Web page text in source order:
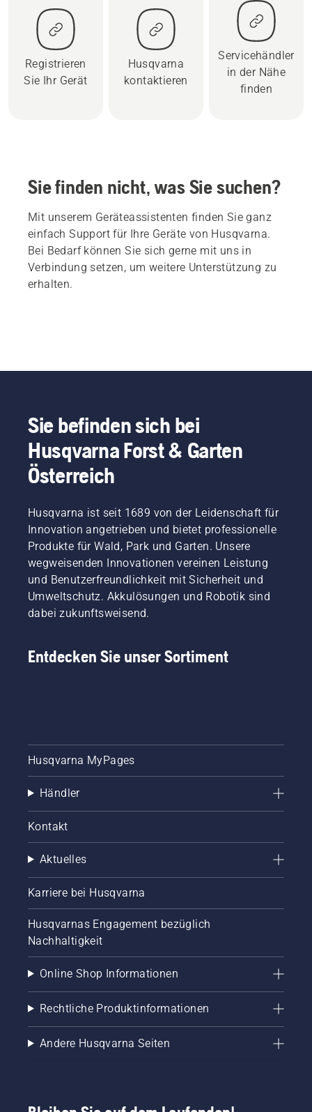
Registrieren
Sie Ihr Gerät
Husqvarna
kontaktieren
Servicehändler
in der Nähe
finden
Sie finden nicht, was Sie suchen?
Mit unserem Geräteassistenten finden Sie ganz
einfach Support für Ihre Geräte von Husqvarna.
Bei Bedarf können Sie sich gerne mit uns in
Verbindung setzen, um weitere Unterstützung zu
erhalten.
Sie befinden sich bei
Husqvarna Forst & Garten
Österreich
Husqvarna ist seit 1689 von der Leidenschaft für
Innovation angetrieben und bietet professionelle
Produkte für Wald, Park und Garten. Unsere
wegweisenden Innovationen vereinen Leistung
und Benutzerfreundlichkeit mit Sicherheit und
Umweltschutz. Akkulösungen und Robotik sind
dabei zukunftsweisend.
Entdecken Sie unser Sortiment
Husqvarna MyPages
Händler
Kontakt
Aktuelles
Karriere bei Husqvarna
Husqvarnas Engagement bezüglich
Nachhaltigkeit
Online Shop Informationen
Rechtliche Produktinformationen
Andere Husqvarna Seiten